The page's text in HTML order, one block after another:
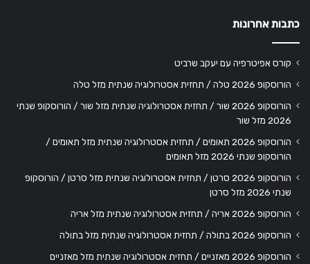
כתבות אחרונות
קורס אפיטרפיה עם יעקב שרביט
הורוסקופ 2026 טלה / תחזית אסטרולוגיה שנתית מזל טלה
הורוסקופ 2026 שור / תחזית אסטרולוגיה שנתית מזל שור / הורוסקופ שנתי
2026 מזל שור
הורוסקופ 2026 תאומים / תחזית אסטרולוגיה שנתית מזל תאומים /
הורוסקופ שנתי 2026 מזל תאומים
הורוסקופ 2026 סרטן / תחזית אסטרולוגיה שנתית מזל סרטן / הורוסקופ
שנתי 2026 מזל סרטן
הורוסקופ 2026 אריה / תחזית אסטרולוגיה שנתית מזל אריה
הורוסקופ 2026 בתולה / תחזית אסטרולוגיה שנתית מזל בתולה
הורוסקופ 2026 מאזניים / תחזית אסטרולוגיה שנתית מזל מאזניים